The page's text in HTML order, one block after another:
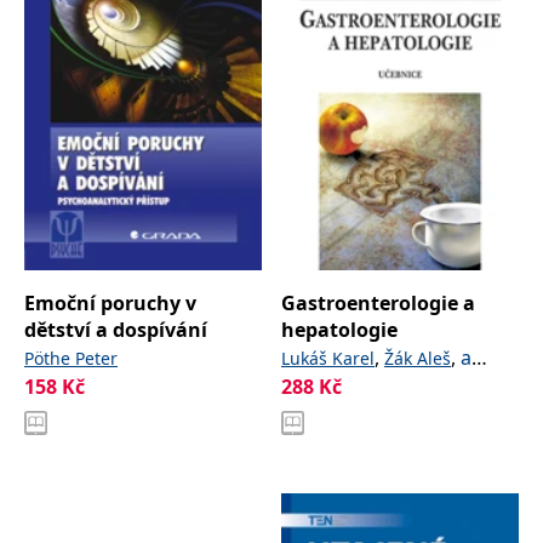
Emoční poruchy v
dětství a dospívání
Pöthe Peter
158 Kč
Gastroenterologie a
hepatologie
Lukáš Karel, Žák Aleš, a
kolektiv
288 Kč